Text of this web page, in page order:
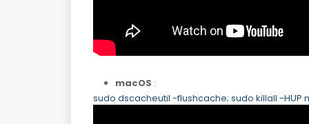
macOS :
sudo dscacheutil -flushcache; sudo killall -HUP